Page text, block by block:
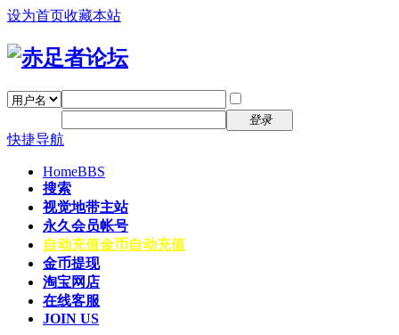
设为首页收藏本站
登录
快捷导航
HomeBBS
搜索
视觉地带主站
永久会员帐号
自动充值金币自动充值
金币提现
淘宝网店
在线客服
JOIN US